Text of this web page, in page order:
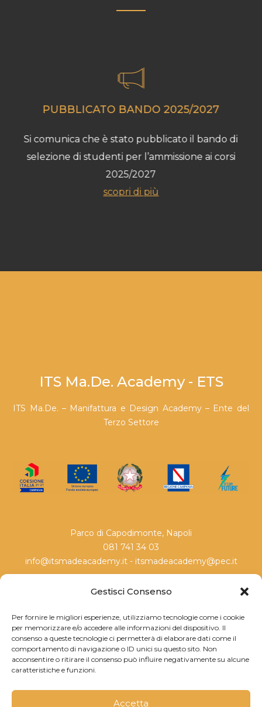
Gestisci Consenso
Per fornire le migliori esperienze, utilizziamo tecnologie come i cookie
per memorizzare e/o accedere alle informazioni del dispositivo. Il
consenso a queste tecnologie ci permetterà di elaborare dati come il
comportamento di navigazione o ID unici su questo sito. Non
acconsentire o ritirare il consenso può influire negativamente su alcune
caratteristiche e funzioni.
Accetta
Previous
PUBBLICATO BANDO 2025/2027
Si comunica che è stato pubblicato il bando di
selezione di studenti per l’ammissione ai corsi
2025/2027
scopri di più
ITS Ma.De. Academy - ETS
ITS Ma.De. – Manifattura e Design Academy – Ente del
Terzo Settore
Parco di Capodimonte, Napoli
081 741 34 03
info@itsmadeacademy.it - itsmadeacademy@pec.it